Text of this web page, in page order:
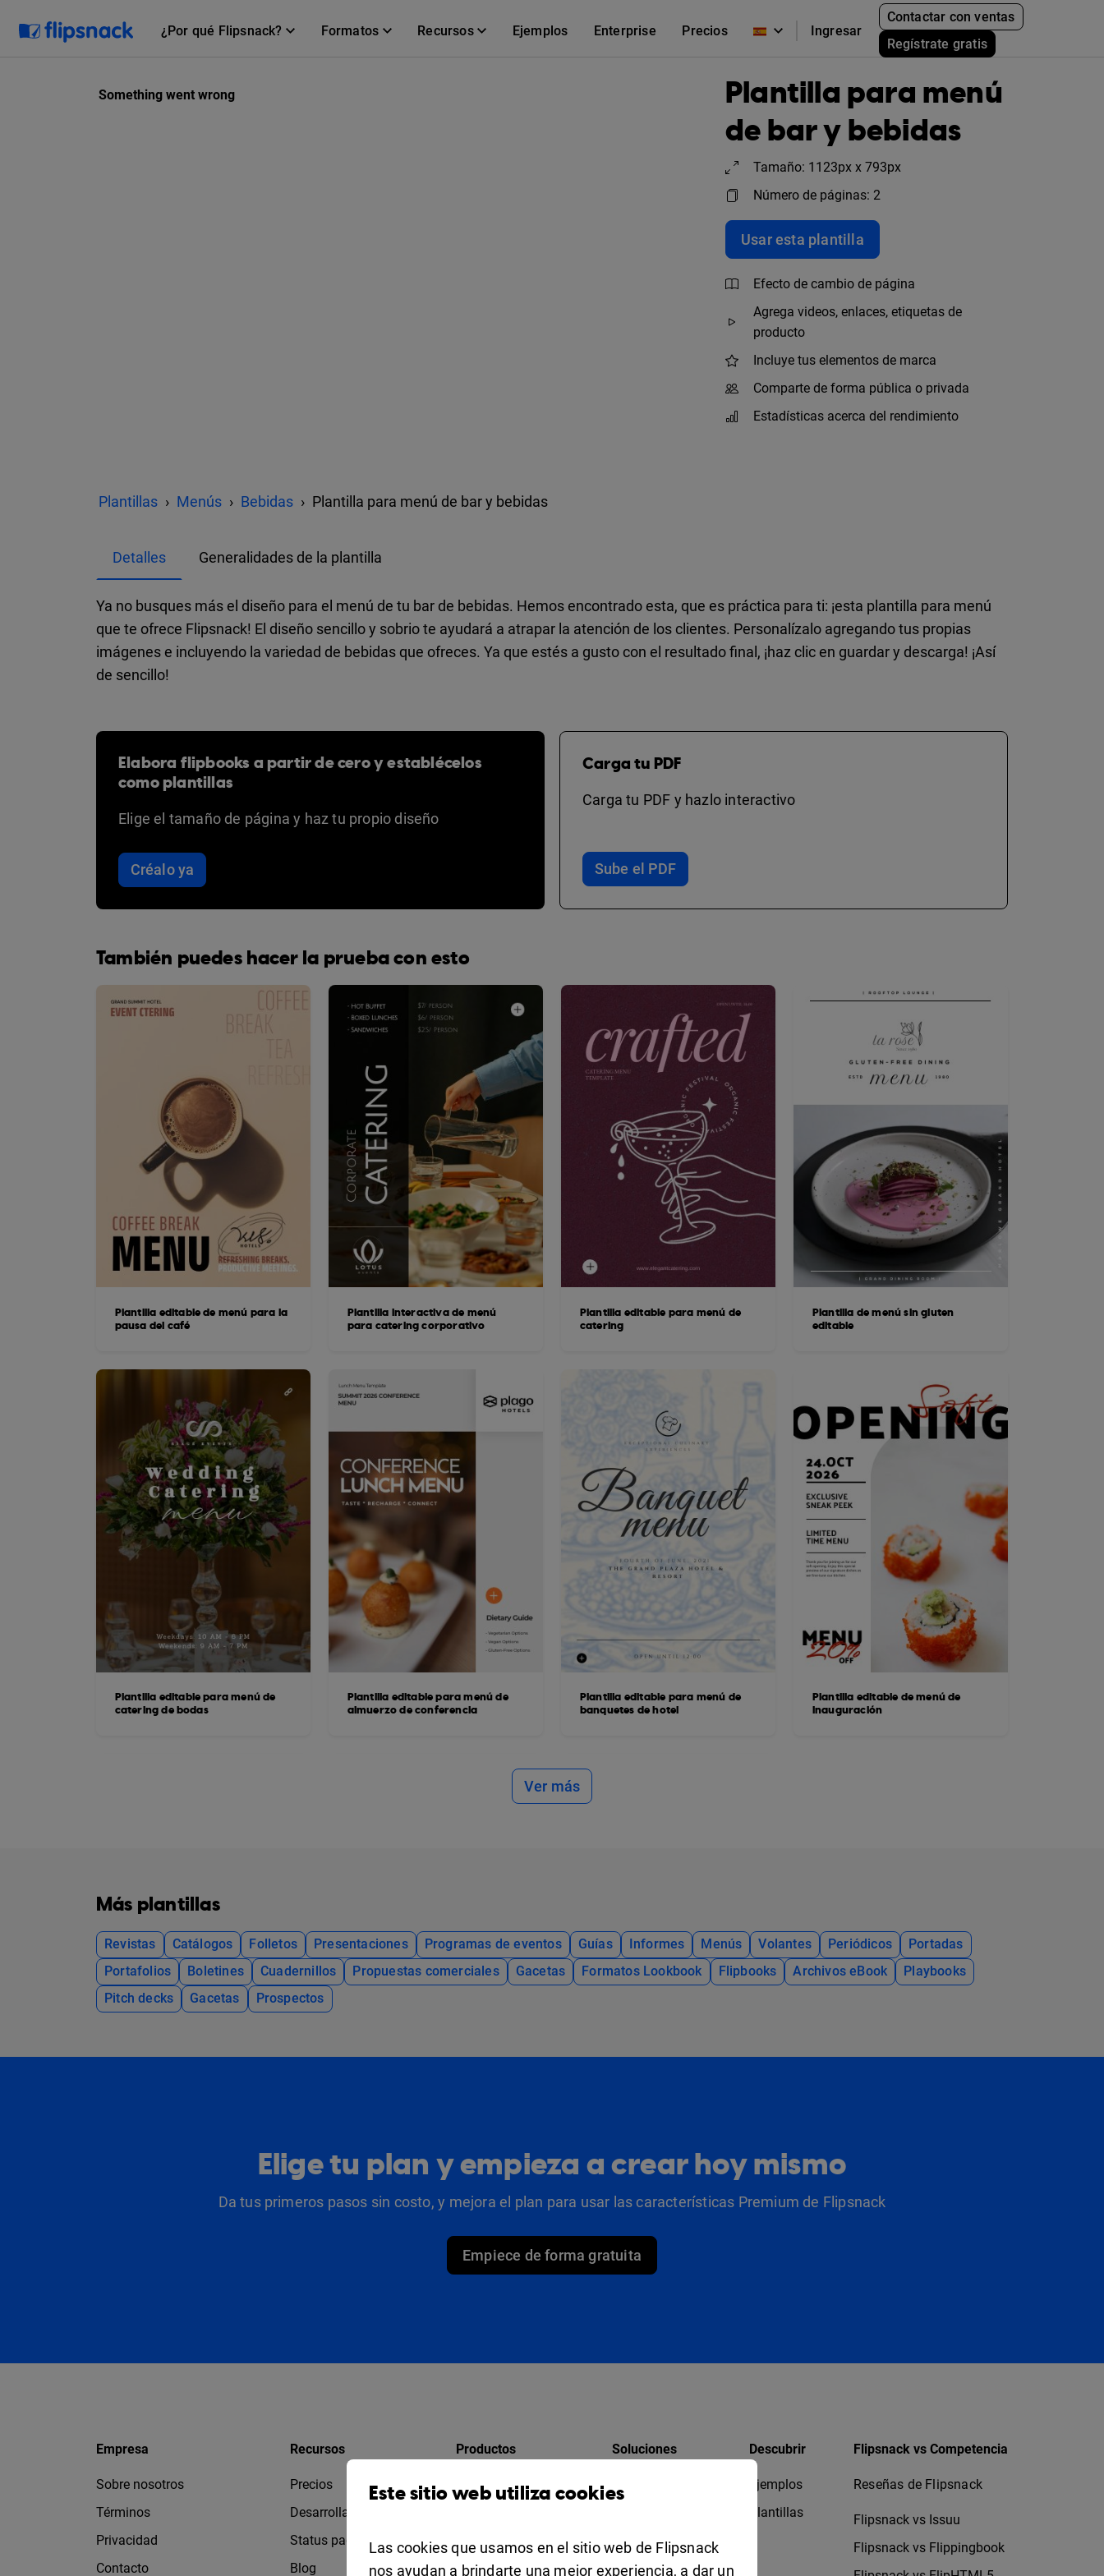
¿Por qué Flipsnack? Formatos Recursos Ejemplos Enterprise Precios Ingresar
Contactar con ventas
Regístrate gratis
Plantilla para menú
de bar y bebidas
Tamaño: 1123px x 793px
Número de páginas: 2
Usar esta plantilla
Efecto de cambio de página
Agrega videos, enlaces, etiquetas de
producto
Incluye tus elementos de marca
Comparte de forma pública o privada
Estadísticas acerca del rendimiento
Plantillas Menús Bebidas Plantilla para menú de bar y bebidas
Detalles Generalidades de la plantilla
Ya no busques más el diseño para el menú de tu bar de bebidas. Hemos encontrado esta, que es práctica para ti: ¡esta plantilla para menú
que te ofrece Flipsnack! El diseño sencillo y sobrio te ayudará a atrapar la atención de los clientes. Personalízalo agregando tus propias
imágenes e incluyendo la variedad de bebidas que ofreces. Ya que estés a gusto con el resultado final, ¡haz clic en guardar y descarga! ¡Así
de sencillo!
Elabora flipbooks a partir de cero y establécelos
como plantillas
Elige el tamaño de página y haz tu propio diseño
Créalo ya
Carga tu PDF
Carga tu PDF y hazlo interactivo
Sube el PDF
También puedes hacer la prueba con esto
Plantilla editable de menú para la
pausa del café
Plantilla editable para menú de
catering de bodas
Plantilla interactiva de menú
para catering corporativo
Plantilla editable para menú de
almuerzo de conferencia
Plantilla editable para menú de
catering
Plantilla editable para menú de
banquetes de hotel
Plantilla de menú sin gluten
editable
Plantilla editable de menú de
inauguración
Ver más
Más plantillas
Revistas Catálogos Folletos Presentaciones Programas de eventos Guías Informes Menús Volantes Periódicos
Portadas
Portafolios
Boletines Cuadernillos Propuestas comerciales Gacetas Formatos Lookbook Flipbooks Archivos eBook
Playbooks
Pitch decks
Gacetas Prospectos
Elige tu plan y empieza a crear hoy mismo
Da tus primeros pasos sin costo, y mejora el plan para usar las características Premium de Flipsnack
Empiece de forma gratuita
Empresa
Sobre nosotros
Términos
Privacidad
Contacto
Recursos
Precios
Desarrolladores
Status page
Blog
Productos
Design Studio
Apps
Soluciones
Colaboración
For education
Descubrir
Ejemplos
Plantillas
Flipsnack vs Competencia
Reseñas de Flipsnack
Flipsnack vs Issuu
Flipsnack vs Flippingbook
Este sitio web utiliza cookies
Las cookies que usamos en el sitio web de Flipsnack
nos ayudan a brindarte una mejor experiencia, a dar un